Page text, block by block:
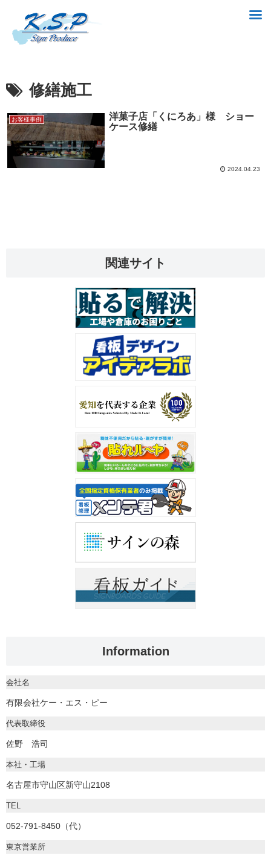
修繕施工
お客様事例
洋菓子店「くにろあ」様 ショー
ケース修繕
2024.04.23
関連サイト
Information
会社名
有限会社ケー・エス・ピー
代表取締役
佐野 浩司
本社・工場
名古屋市守山区新守山2108
TEL
052-791-8450（代）
東京営業所